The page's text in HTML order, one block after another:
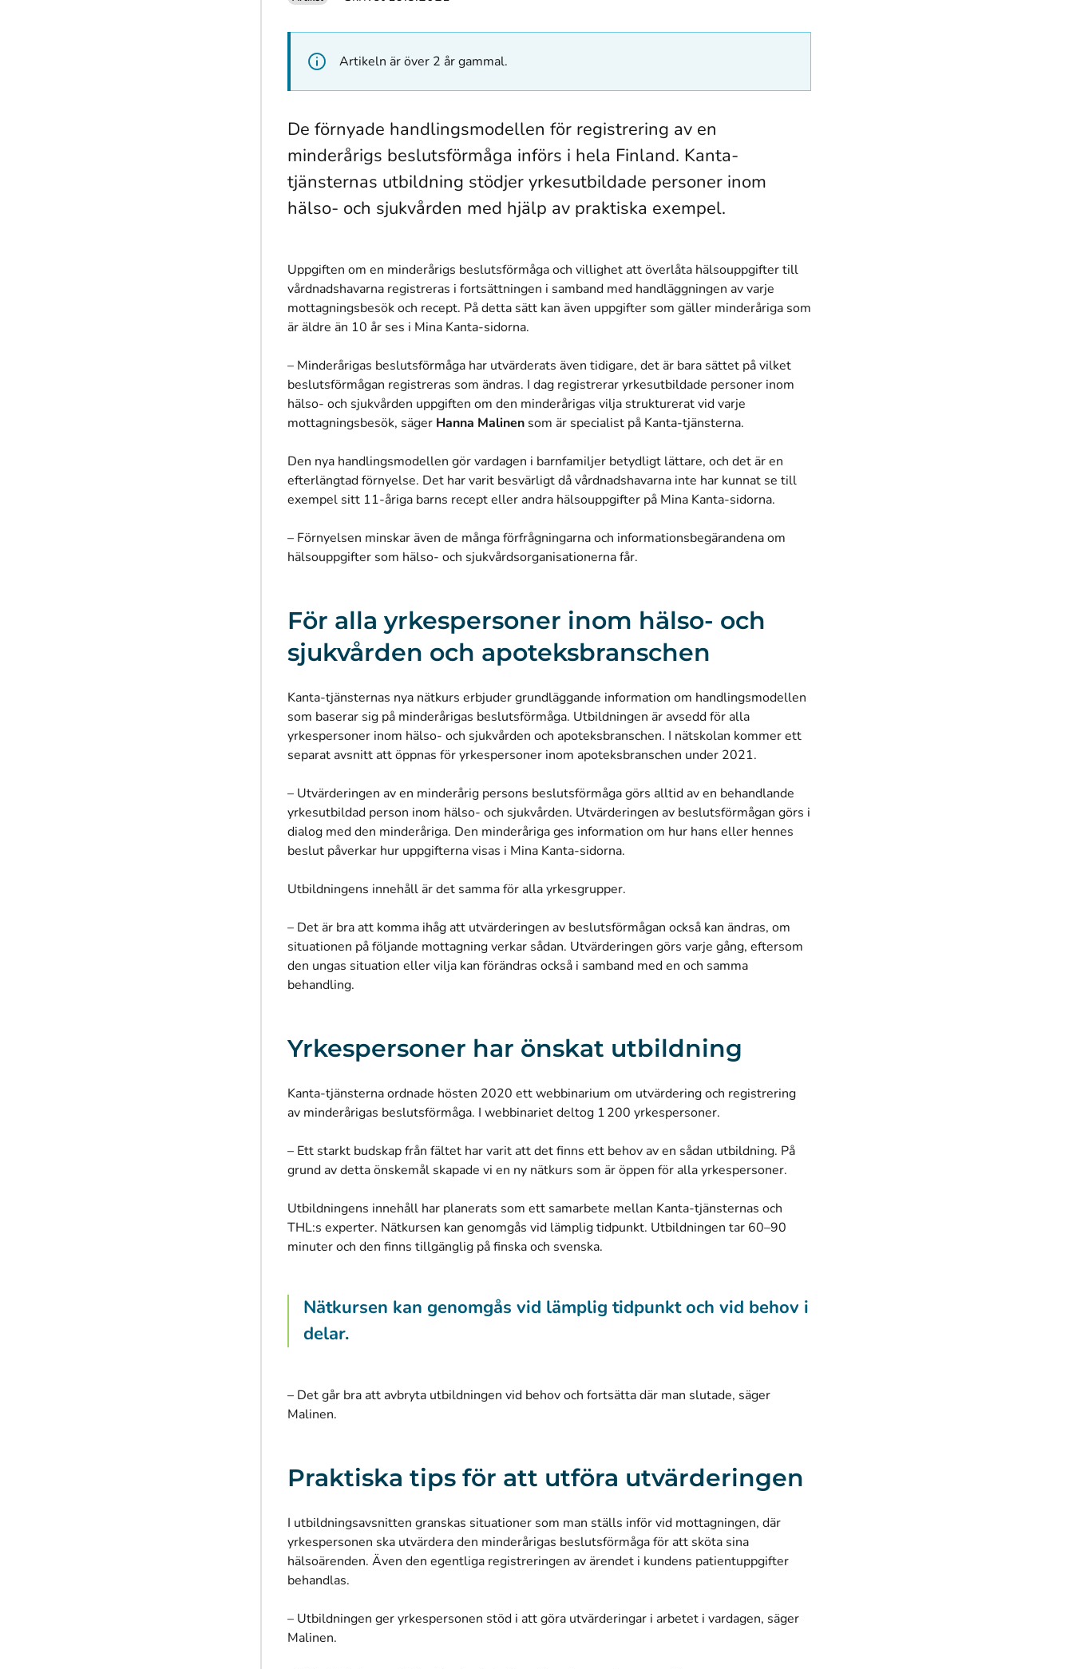
Artikeln är över 2 år gammal.
De förnyade handlingsmodellen för registrering av en
minderårigs beslutsförmåga införs i hela Finland. Kanta-
tjänsternas utbildning stödjer yrkesutbildade personer inom
hälso- och sjukvården med hjälp av praktiska exempel.
Uppgiften om en minderårigs beslutsförmåga och villighet att överlåta hälsouppgifter till
vårdnadshavarna registreras i fortsättningen i samband med handläggningen av varje
mottagningsbesök och recept. På detta sätt kan även uppgifter som gäller minderåriga som
är äldre än 10 år ses i Mina Kanta-sidorna.
– Minderårigas beslutsförmåga har utvärderats även tidigare, det är bara sättet på vilket
beslutsförmågan registreras som ändras. I dag registrerar yrkesutbildade personer inom
hälso- och sjukvården uppgiften om den minderårigas vilja strukturerat vid varje
mottagningsbesök, säger Hanna Malinen som är specialist på Kanta-tjänsterna.
Den nya handlingsmodellen gör vardagen i barnfamiljer betydligt lättare, och det är en
efterlängtad förnyelse. Det har varit besvärligt då vårdnadshavarna inte har kunnat se till
exempel sitt 11-åriga barns recept eller andra hälsouppgifter på Mina Kanta-sidorna.
– Förnyelsen minskar även de många förfrågningarna och informationsbegärandena om
hälsouppgifter som hälso- och sjukvårdsorganisationerna får.
För alla yrkespersoner inom hälso- och
sjukvården och apoteksbranschen
Kanta-tjänsternas nya nätkurs erbjuder grundläggande information om handlingsmodellen
som baserar sig på minderårigas beslutsförmåga. Utbildningen är avsedd för alla
yrkespersoner inom hälso- och sjukvården och apoteksbranschen. I nätskolan kommer ett
separat avsnitt att öppnas för yrkespersoner inom apoteksbranschen under 2021.
– Utvärderingen av en minderårig persons beslutsförmåga görs alltid av en behandlande
yrkesutbildad person inom hälso- och sjukvården. Utvärderingen av beslutsförmågan görs i
dialog med den minderåriga. Den minderåriga ges information om hur hans eller hennes
beslut påverkar hur uppgifterna visas i Mina Kanta-sidorna.
Utbildningens innehåll är det samma för alla yrkesgrupper.
– Det är bra att komma ihåg att utvärderingen av beslutsförmågan också kan ändras, om
situationen på följande mottagning verkar sådan. Utvärderingen görs varje gång, eftersom
den ungas situation eller vilja kan förändras också i samband med en och samma
behandling.
Yrkespersoner har önskat utbildning
Kanta-tjänsterna ordnade hösten 2020 ett webbinarium om utvärdering och registrering
av minderårigas beslutsförmåga. I webbinariet deltog 1 200 yrkespersoner.
– Ett starkt budskap från fältet har varit att det finns ett behov av en sådan utbildning. På
grund av detta önskemål skapade vi en ny nätkurs som är öppen för alla yrkespersoner.
Utbildningens innehåll har planerats som ett samarbete mellan Kanta-tjänsternas och
THL:s experter. Nätkursen kan genomgås vid lämplig tidpunkt. Utbildningen tar 60–90
minuter och den finns tillgänglig på finska och svenska.
Nätkursen kan genomgås vid lämplig tidpunkt och vid behov i
delar.
– Det går bra att avbryta utbildningen vid behov och fortsätta där man slutade, säger
Malinen.
Praktiska tips för att utföra utvärderingen
I utbildningsavsnitten granskas situationer som man ställs inför vid mottagningen, där
yrkespersonen ska utvärdera den minderårigas beslutsförmåga för att sköta sina
hälsoärenden. Även den egentliga registreringen av ärendet i kundens patientuppgifter
behandlas.
– Utbildningen ger yrkespersonen stöd i att göra utvärderingar i arbetet i vardagen, säger
Malinen.